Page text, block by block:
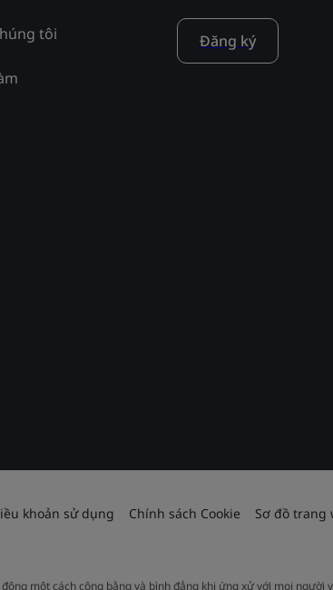
tôi Đăng ký
khoản sử dụng Chính sách Cookie Sơ đồ trang
một cách công bằng và bình đẳng khi ứng xử với mọi người